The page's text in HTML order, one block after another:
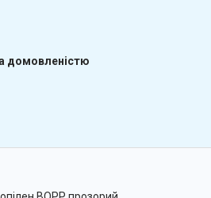
домовленістю